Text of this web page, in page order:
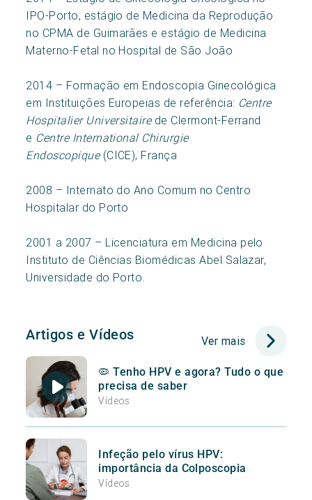
IPO-Porto, estágio de Medicina da Reprodução
no CPMA de Guimarães e estágio de Medicina
Materno-Fetal no Hospital de São João
2014 – Formação em Endoscopia Ginecológica
em Instituições Europeias de referência: Centre
Hospitalier Universitairede Clermont-Ferrand
e Centre International Chirurgie
Endoscopique(CICE), França
2008 – Internato do Ano Comum no Centro
Hospitalar do Porto
2001 a 2007 – Licenciatura em Medicina pelo
Instituto de Ciências Biomédicas Abel Salazar,
Universidade do Porto.
Artigos e Vídeos Ver mais
🦠 Tenho HPV e agora? Tudo o que
precisa de saber
Vídeos
Infeção pelo vírus HPV:
importância da Colposcopia
Vídeos